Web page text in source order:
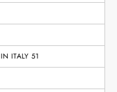
ITALY 51